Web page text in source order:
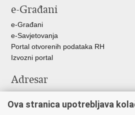
FacebookuTwitteru
e-Građani
e-Građani
e-Savjetovanja
Portal otvorenih podataka RH
Izvozni portal
Adresar
Adresar tijela javne vlasti
Ova stranica upotrebljava